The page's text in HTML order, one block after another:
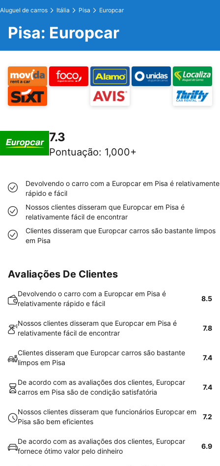
Aluguel de carros Itália Pisa Europcar
Pisa: Europcar
7.3
Pontuação: 1,000+
Devolvendo o carro com a Europcar em Pisa é relativamente
rápido e fácil
Nossos clientes disseram que Europcar em Pisa é
relativamente fácil de encontrar
Clientes disseram que Europcar carros são bastante limpos
em Pisa
Avaliações De Clientes
Devolvendo o carro com a Europcar em Pisa é
relativamente rápido e fácil
8.5
Nossos clientes disseram que Europcar em Pisa é
relativamente fácil de encontrar
7.8
Clientes disseram que Europcar carros são bastante
limpos em Pisa
7.4
De acordo com as avaliações dos clientes, Europcar
carros em Pisa são de condição satisfatória
7.4
Nossos clientes disseram que funcionários Europcar em
Pisa são bem eficientes
7.2
De acordo com as avaliações dos clientes, Europcar
fornece ótimo valor pelo dinheiro
6.9